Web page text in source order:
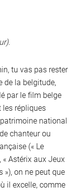
tu vas pas rester
de la belgitude,
par le film belge
les répliques
national
chanteur ou
(« Le
« Astérix aux Jeux
»), on ne peut que
il excelle, comme